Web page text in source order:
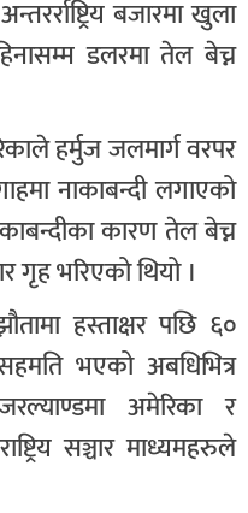
बजारमा खुला
डलरमा तेल बेच्न
हर्मुज जलमार्ग वरपर
नाकाबन्दी लगाएको
कारण तेल बेच्न
गृह भरिएको थियो ।
हस्ताक्षर पछि ६०
भएको अबधिभित्र
अमेरिका र
सञ्चार माध्यमहरुले